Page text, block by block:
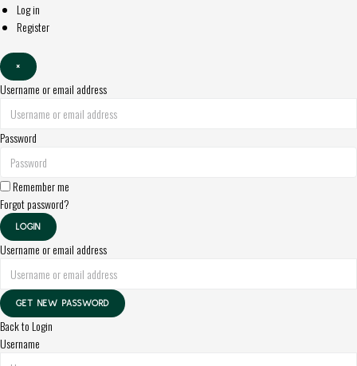
Log in
Register
×
Username or email address
Password
Remember me
Forgot password?
LOGIN
Username or email address
GET NEW PASSWORD
Back to Login
Username